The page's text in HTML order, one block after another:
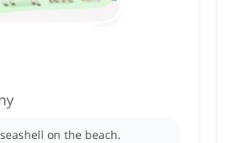
seashell on the beach.